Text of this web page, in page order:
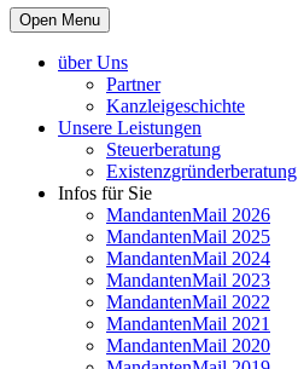
Open Menu
über Uns
Partner
Kanzleigeschichte
Unsere Leistungen
Steuerberatung
Existenzgründerberatung
Infos für Sie
MandantenMail 2026
MandantenMail 2025
MandantenMail 2024
MandantenMail 2023
MandantenMail 2022
MandantenMail 2021
MandantenMail 2020